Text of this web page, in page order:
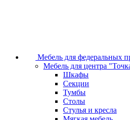
Мебель для федеральных
Мебель для центра
Шкафы
Секции
Тумбы
Столы
Стулья и кресла